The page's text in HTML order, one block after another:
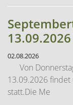
13.09.2026
02.08.2026
Von
13.09.2026
statt.Die Me